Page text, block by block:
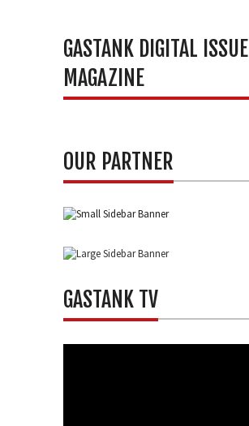
GASTANK DIGITAL ISSUE
MAGAZINE
OUR PARTNER
GASTANK TV